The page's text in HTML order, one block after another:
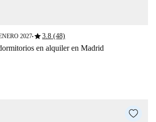
2027■star3.8 (48)
en alquiler en Madrid